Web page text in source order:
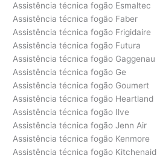
Assistência técnica fogão Esmaltec
Assistência técnica fogão Faber
Assistência técnica fogão Frigidaire
Assistência técnica fogão Futura
Assistência técnica fogão Gaggenau
Assistência técnica fogão Ge
Assistência técnica fogão Goumert
Assistência técnica fogão Heartland
Assistência técnica fogão Ilve
Assistência técnica fogão Jenn Air
Assistência técnica fogão Kenmore
Assistência técnica fogão Kitchenaid